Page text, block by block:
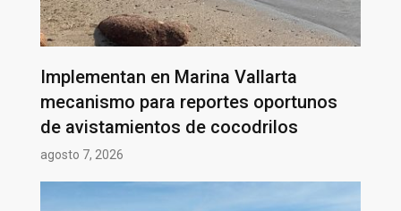
Implementan en Marina Vallarta
mecanismo para reportes oportunos
de avistamientos de cocodrilos
agosto 7, 2026